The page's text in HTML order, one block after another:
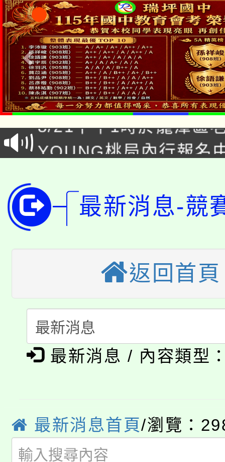
「本色祭」8/29、30在
場熱烈登場!
8/21下午1時於龍潭區
徵才活動。
YOUNG桃局內行報名
開!
115年桃園市運動會8/
田徑場及游泳池舉行。
桃園市低收入戶享有免
視費優惠，中低收入戶
半價優惠，詳情可洽有
者。
份教師增能研習
大溪自造教育及科技
份教師研習
淨零綠生活教案入校路
會
115年食農教育專業人
程
「本色祭」8/29、30在
8/21下午1時於龍潭區
局官網。
8月14至27日，桃園電
開!
115年桃園市運動會8/
最新消息-競
返回首頁
最新消息 / 內容類型
最新消息首頁/瀏覽：